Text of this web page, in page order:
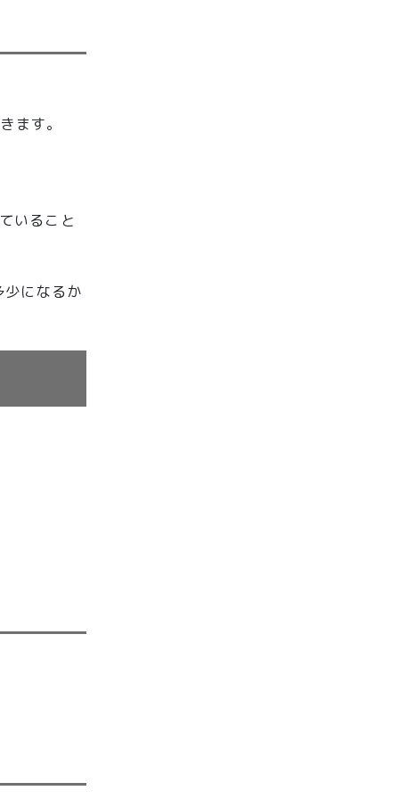
ます。
いること
になるか